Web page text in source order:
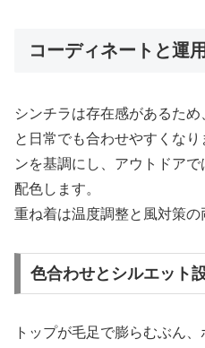
コーディネートと運
シンチラは存在感があるた
と日常でも合わせやすくな
ンを基調にし、アウトドア
配色します。
重ね着は温度調整と風対策の
色合わせとシルエット
トップが毛足で膨らむぶん